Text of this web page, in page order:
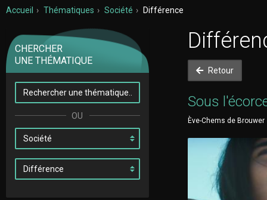
Accueil Thématiques Société Différence
CHERCHER
UNE THÉMATIQUE
Retour
Sous
Ève-Chems de Brouwer